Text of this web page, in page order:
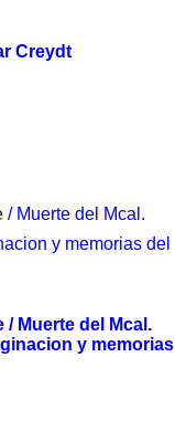
Creydt
Muerte del Mcal.
y memorias